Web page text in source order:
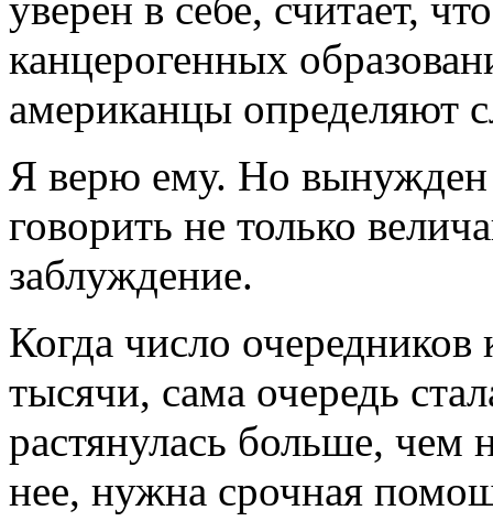
канцерогенных
американцы определяют
Я верю ему. Но вынужден
говорить не только
заблуждение.
Когда число очередников
тысячи, сама очередь
растянулась больше, чем
нее, нужна срочная